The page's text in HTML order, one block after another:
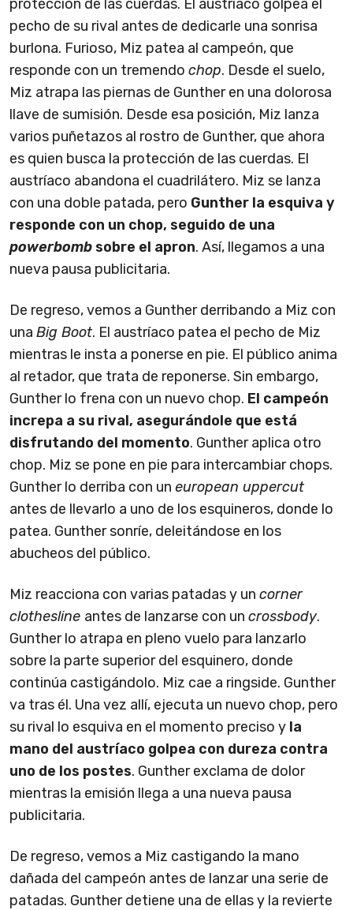
protección de las cuerdas. El austríaco golpea el
pecho de su rival antes de dedicarle una sonrisa
burlona. Furioso, Miz patea al campeón, que
responde con un tremendo chop. Desde el suelo,
Miz atrapa las piernas de Gunther en una dolorosa
llave de sumisión. Desde esa posición, Miz lanza
varios puñetazos al rostro de Gunther, que ahora
es quien busca la protección de las cuerdas. El
austríaco abandona el cuadrilátero. Miz se lanza
con una doble patada, pero Gunther la esquiva y
responde con un chop, seguido de una
powerbombsobre el apron. Así, llegamos a una
nueva pausa publicitaria.
De regreso, vemos a Gunther derribando a Miz con
una Big Boot. El austríaco patea el pecho de Miz
mientras le insta a ponerse en pie. El público anima
al retador, que trata de reponerse. Sin embargo,
Gunther lo frena con un nuevo chop. El campeón
increpa a su rival, asegurándole que está
disfrutando del momento. Gunther aplica otro
chop. Miz se pone en pie para intercambiar chops.
Gunther lo derriba con un european uppercut
antes de llevarlo a uno de los esquineros, donde lo
patea. Gunther sonríe, deleitándose en los
abucheos del público.
Miz reacciona con varias patadas y un corner
clothesline antes de lanzarse con un crossbody.
Gunther lo atrapa en pleno vuelo para lanzarlo
sobre la parte superior del esquinero, donde
continúa castigándolo. Miz cae a ringside. Gunther
va tras él. Una vez allí, ejecuta un nuevo chop, pero
su rival lo esquiva en el momento preciso y la
mano del austríaco golpea con dureza contra
uno de los postes. Gunther exclama de dolor
mientras la emisión llega a una nueva pausa
publicitaria.
De regreso, vemos a Miz castigando la mano
dañada del campeón antes de lanzar una serie de
patadas. Gunther detiene una de ellas y la revierte